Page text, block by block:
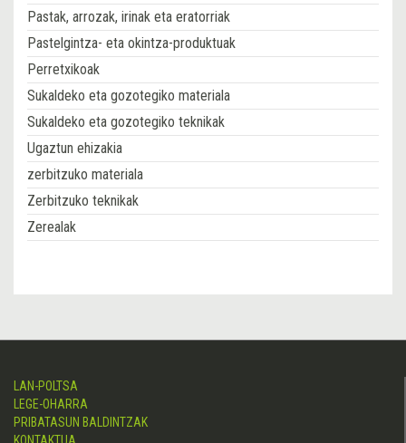
Pastak, arrozak, irinak eta eratorriak
Pastelgintza- eta okintza-produktuak
Perretxikoak
Sukaldeko eta gozotegiko materiala
Sukaldeko eta gozotegiko teknikak
Ugaztun ehizakia
zerbitzuko materiala
Zerbitzuko teknikak
Zerealak
LAN-POLTSA
LEGE-OHARRA
PRIBATASUN BALDINTZAK
KONTAKTUA